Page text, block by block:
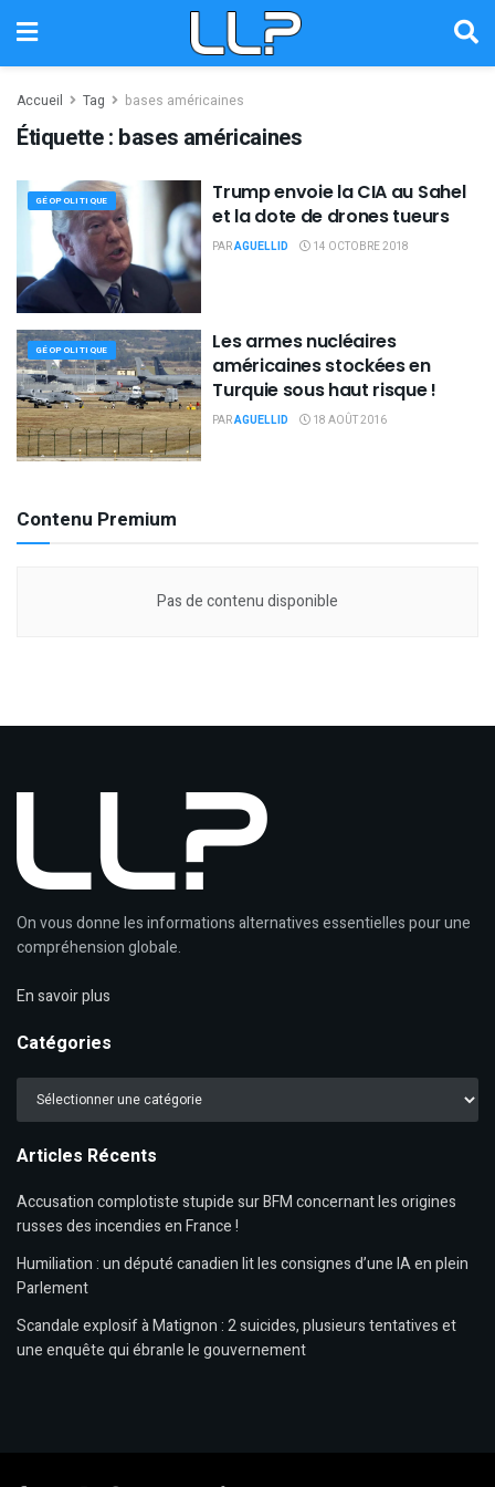
Accueil Tag bases américaines
Étiquette : bases américaines
GÉOPOLITIQUE
Trump envoie la CIA au Sahel
et la dote de drones tueurs
PARAGUELLID 14 OCTOBRE 2018
GÉOPOLITIQUE
Les armes nucléaires
américaines stockées en
Turquie sous haut risque !
PARAGUELLID 18 AOÛT 2016
Contenu Premium
Pas de contenu disponible
On vous donne les informations alternatives essentielles pour une
compréhension globale.
En savoir plus
Catégories
Catégories
Articles Récents
Accusation complotiste stupide sur BFM concernant les origines
russes des incendies en France !
Humiliation : un député canadien lit les consignes d’une IA en plein
Parlement
Scandale explosif à Matignon : 2 suicides, plusieurs tentatives et
une enquête qui ébranle le gouvernement